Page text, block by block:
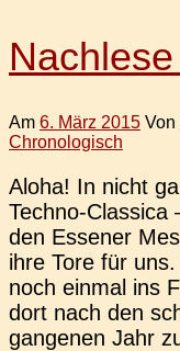
Am 6. März 2015 Von
Chronologisch
Aloha! In nicht
Techno-Clas­­si­­ca
den Esse­ner
ihre Tore für
noch einmal ins
dort nach den
gan­ge­nen Jahr